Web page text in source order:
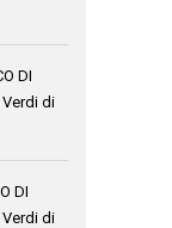
DI
Verdi di
DI
Verdi di